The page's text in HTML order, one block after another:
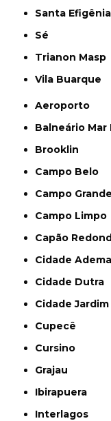
Santa Efigênia
Sé
Trianon Masp
Vila Buarque
Aeroporto
Balneário
Brooklin
Campo Belo
Campo Grande
Campo Limpo
Capão
Cidade
Cidade Dutra
Cidade Jardim
Cupecê
Cursino
Grajau
Ibirapuera
Interlagos